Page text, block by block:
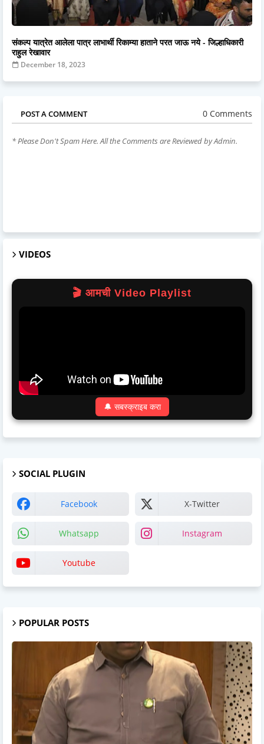
संकल्प यात्रेत आलेला पात्र लाभार्थी रिकाम्या हाताने परत जाऊ नये - जिल्हाधिकारी
राहुल रेखावार
December 18, 2023
POST A COMMENT 0 Comments
* Please Don't Spam Here. All the Comments are Reviewed by Admin.
VIDEOS
🎬 आमची Video Playlist
🔔 सबस्क्राइब करा
SOCIAL PLUGIN
Facebook X-Twitter
Whatsapp Instagram
Youtube
POPULAR POSTS